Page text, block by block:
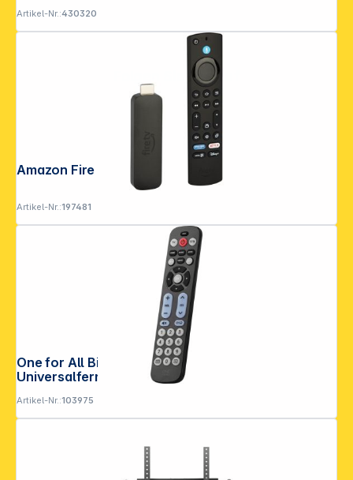
Artikel-Nr.:430320
Artikel-Nr.:197481
One for All Big Button Remote
Universalfernbedienung URC 6821
Artikel-Nr.:103975
Folgen Sie uns auf